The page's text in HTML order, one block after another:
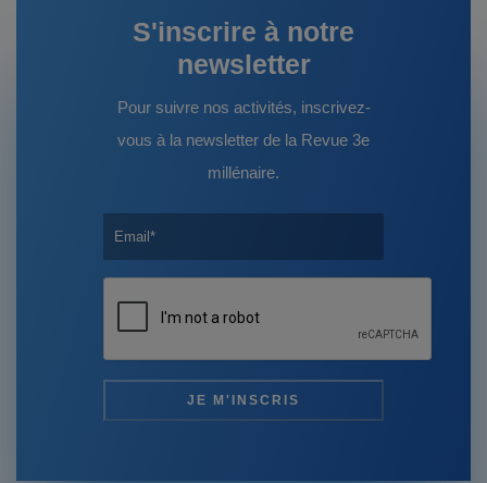
S'inscrire à notre
newsletter
Pour suivre nos activités, inscrivez-
vous à la newsletter de la Revue 3e
millénaire.